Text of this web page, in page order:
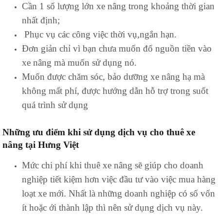
Cần 1 số lượng lớn xe nâng trong khoảng thời gian
nhất định;
Phục vụ các công việc thời vụ,ngắn hạn.
Đơn giản chỉ vì bạn chưa muốn đổ nguồn tiền vào
xe nâng mà muốn sử dụng nó.
Muốn được chăm sóc, bảo dưỡng xe nâng hạ mà
không mất phí, được hướng dẫn hỗ trợ trong suốt
quá trình sử dụng
Những ưu điểm khi sử dụng dịch vụ cho thuê xe
nâng tại Hưng Việt
Mức chi phí khi thuê xe nâng sẽ giúp cho doanh
nghiệp tiết kiệm hơn việc đầu tư vào việc mua hàng
loạt xe mới. Nhất là những doanh nghiệp có số vốn
ít hoặc ới thành lập thì nên sử dụng dịch vụ này.